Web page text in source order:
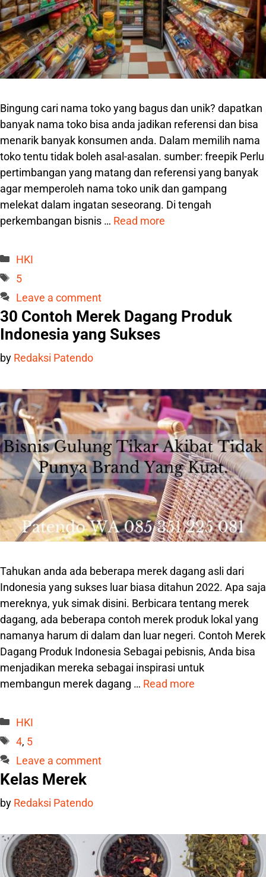
Bingung cari nama toko yang bagus dan unik? dapatkan
banyak nama toko bisa anda jadikan referensi dan bisa
menarik banyak konsumen anda. Dalam memilih nama
toko tentu tidak boleh asal-asalan. sumber: freepik Perlu
pertimbangan yang matang dan referensi yang banyak
agar memperoleh nama toko unik dan gampang
melekat dalam ingatan seseorang. Di tengah
perkembangan bisnis … Read more
Categories
HKI
Tags
5
Leave a comment
30 Contoh Merek Dagang Produk
Indonesia yang Sukses
by Redaksi Patendo
Tahukan anda ada beberapa merek dagang asli dari
Indonesia yang sukses luar biasa ditahun 2022. Apa saja
mereknya, yuk simak disini. Berbicara tentang merek
dagang, ada beberapa contoh merek produk lokal yang
namanya harum di dalam dan luar negeri. Contoh Merek
Dagang Produk Indonesia Sebagai pebisnis, Anda bisa
menjadikan mereka sebagai inspirasi untuk
membangun merek dagang … Read more
Categories
HKI
Tags
4, 5
Leave a comment
Kelas Merek
by Redaksi Patendo